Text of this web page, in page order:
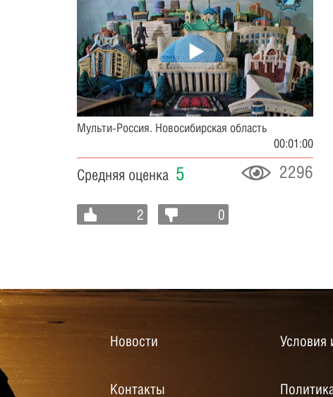
Мульти-Россия. Новосибирская область
00:01:00
Средняя оценка 5 2296
2 0
Новости Условия
Контакты